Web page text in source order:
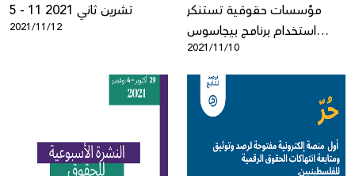
5 - 11 تشرين ثاني 2021
2021/11/12
مؤسسات حقوقية تستنكر
استخدام برنامج بيجاسوس
للتجسس على نشطاء
فلسطينيين
2021/11/10